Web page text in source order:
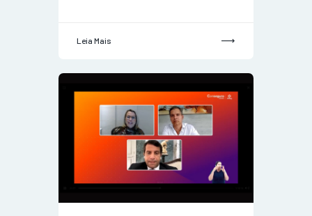
Leia Mais